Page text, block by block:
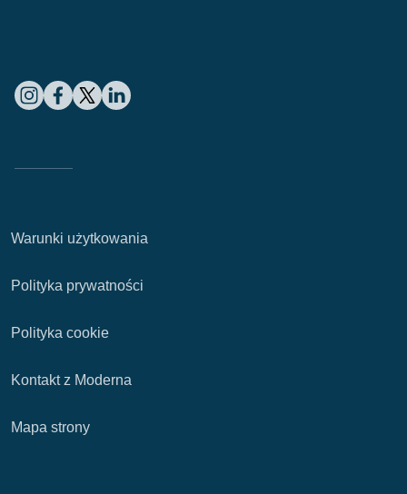
Warunki użytkowania
Polityka prywatności
Polityka cookie
Kontakt z Moderna
Mapa strony